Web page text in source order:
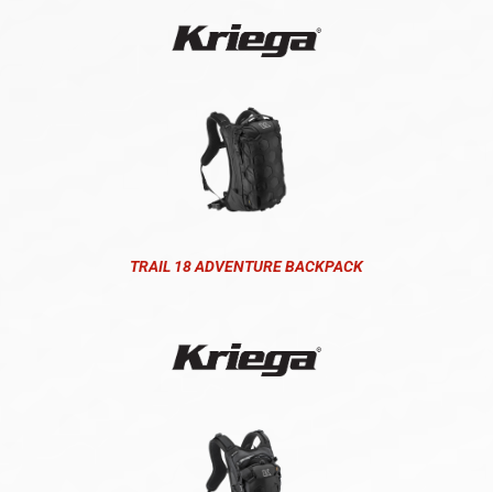
TRAIL 18 ADVENTURE BACKPACK